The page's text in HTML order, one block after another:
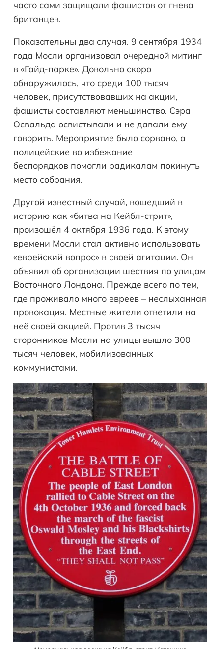
часто сами защищали фашистов от гнева
британцев.
Показательны два случая. 9 сентября 1934
года Мосли организовал очередной митинг
в «Гайд-парке». Довольно скоро
обнаружилось, что среди 100 тысяч
человек, присутствовавших на акции,
фашисты составляют меньшинство. Сэра
Освальда освистывали и не давали ему
говорить. Мероприятие было сорвано, а
полицейские во избежание
беспорядков помогли радикалам покинуть
место собрания.
Другой известный случай, вошедший в
историю как «битва на Кейбл-стрит»,
произошёл 4 октября 1936 года. К этому
времени Мосли стал активно использовать
«еврейский вопрос» в своей агитации. Он
объявил об организации шествия по улицам
Восточного Лондона. Прежде всего по тем,
где проживало много евреев – неслыханная
провокация. Местные жители ответили на
неё своей акцией. Против 3 тысяч
сторонников Мосли на улицы вышло 300
тысяч человек, мобилизованных
коммунистами.